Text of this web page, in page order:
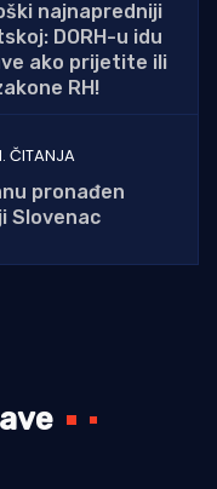
najnapredniji
DORH-u idu
ako prijetite ili
RH!
ČITANJA
pronađen
Slovenac